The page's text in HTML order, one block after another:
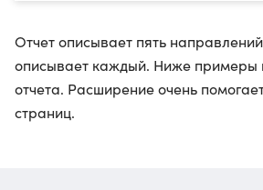
Отчет описывает пять
описывает каждый. Ниже примеры
отчета. Расширение очень
страниц.